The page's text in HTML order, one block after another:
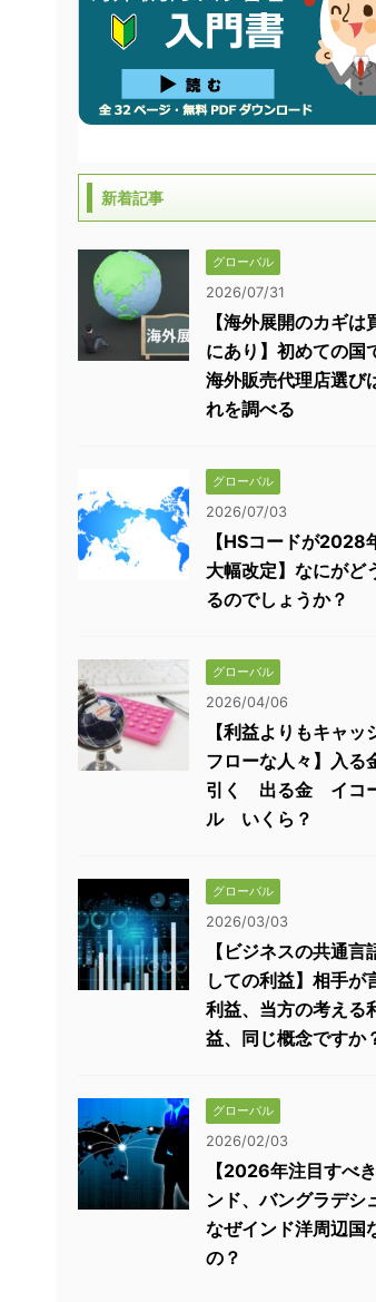
新着記事
グローバル
2026/07/31
【海外展開のカギは
にあり】初めての国
海外販売代理店選び
れを調べる
グローバル
2026/07/03
【HSコードが2028
大幅改定】なにがど
るのでしょうか？
グローバル
2026/04/06
【利益よりもキャッ
フローな人々】入る
引く 出る金 イコ
ル いくら？
グローバル
2026/03/03
【ビジネスの共通言
しての利益】相手が
利益、当方の考える
益、同じ概念ですか
グローバル
2026/02/03
【2026年注目すべ
ンド、バングラデシ
なぜインド洋周辺国
の？